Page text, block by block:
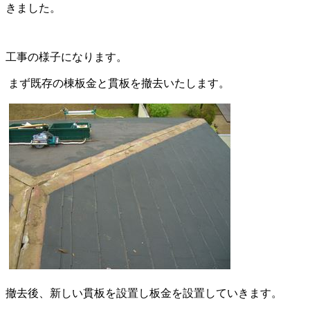
きました。
工事の様子になります。
まず既存の棟板金と貫板を撤去いたします。
撤去後、新しい貫板を設置し板金を設置していきます。